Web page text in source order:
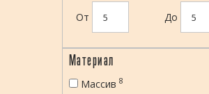
От До
Материал
Массив 8